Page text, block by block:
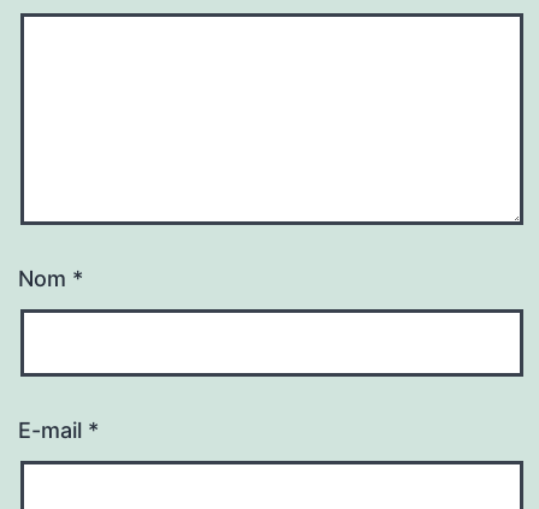
Nom *
E-mail *